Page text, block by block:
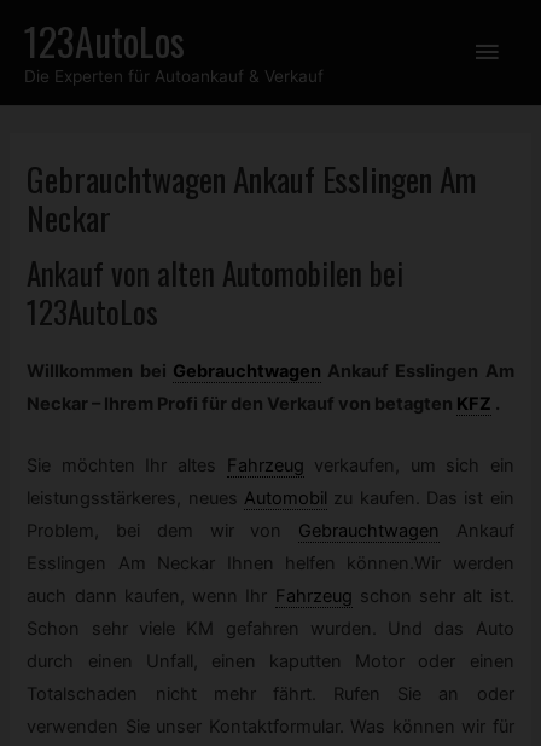
Inhalt
springen
123AutoLos
Die Experten für Autoankauf & Verkauf
GebrauchtwagenAnkauf Esslingen Am
Neckar
Ankauf von alten Automobilen bei
123AutoLos
Willkommen bei Gebrauchtwagen Ankauf Esslingen Am
Neckar – Ihrem Profi für den Verkauf von betagten KFZ .
Sie möchten Ihr altes Fahrzeug verkaufen, um sich ein
leistungsstärkeres, neues Automobil zu kaufen. Das ist ein
Problem, bei dem wir von
Gebrauchtwagen
Ankauf
Esslingen Am Neckar Ihnen helfen können.Wir werden
auch dann kaufen, wenn Ihr Fahrzeug schon sehr alt ist.
Schon sehr viele KM gefahren wurden. Und das Auto
durch einen Unfall, einen kaputten Motor oder einen
Totalschaden nicht mehr fährt. Rufen Sie an oder
verwenden Sie unser Kontaktformular. Was können wir für